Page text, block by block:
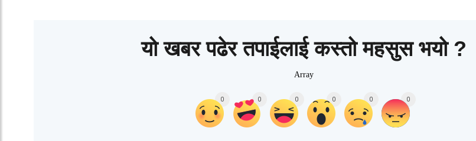
यो खबर पढेर तपाईलाई कस्तो महसुस भयो ?
Array
0 0 0 0 0 0